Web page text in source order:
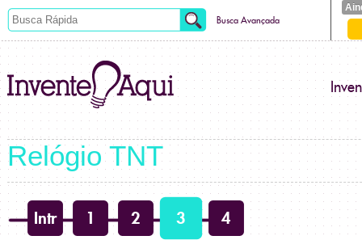
Busca Avançada
Relógio TNT
Intr 1 2 3 4